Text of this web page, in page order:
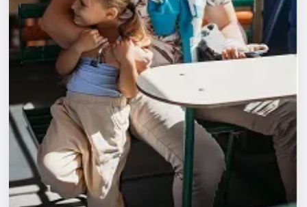
Города
Площадки
Артисты
Рейтинги